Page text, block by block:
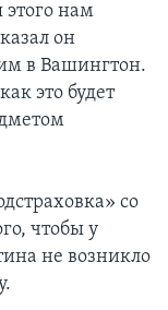
нам
он
в Вашингтон.
это будет
со
чтобы у
не возникло